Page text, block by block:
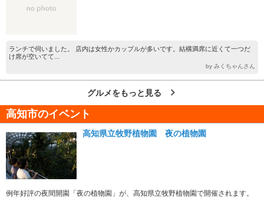
ランチで伺いました。 店内は女性かカップルが多いです。結構満席に近くて一つだ
け席が空いてて...
by みくちゃんさん
グルメをもっと見る
高知市のイベント
高知県立牧野植物園 夜の植物園
例年好評の夜間開園「夜の植物園」が、高知県立牧野植物園で開催されます。